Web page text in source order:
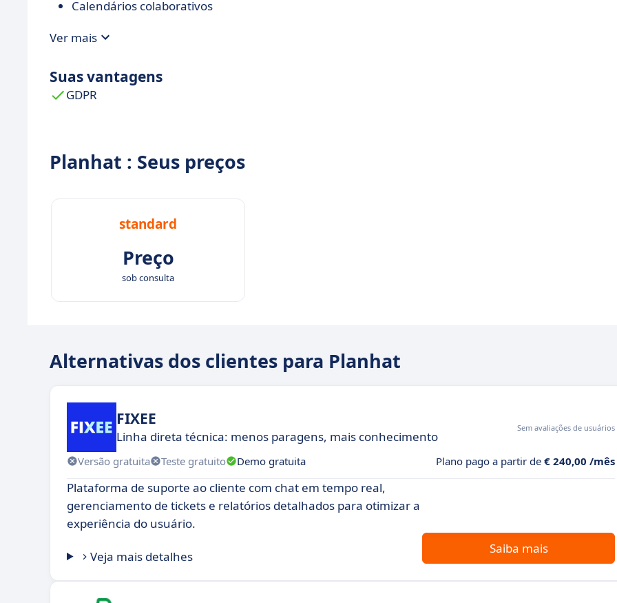
Calendários colaborativos
Ver mais
Suas vantagens
GDPR
Planhat : Seus preços
standard
Preço
sob consulta
Alternativas dos clientes para Planhat
FIXEE
Linha direta técnica: menos paragens, mais conhecimento
Sem avaliações de usuários
Versão gratuita Teste gratuito Demo gratuita Plano pago a partir de € 240,00 /mês
Plataforma de suporte ao cliente com chat em tempo real,
gerenciamento de tickets e relatórios detalhados para otimizar a
experiência do usuário.
Veja mais detalhes
Saiba mais